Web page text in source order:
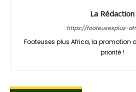
La Rédaction
https://footeusesplus-
Footeuses plus Africa, la promotion
priorité !